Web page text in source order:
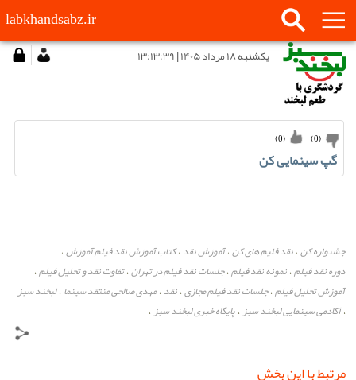
labkhandsabz.ir
يكشنبه ۱۸ مرداد ۱۴۰۵ | ۱۳:۱۳:۳۹
(
0
) (
0
)
گپ سینمایی کن
جشنواره کن،نقد فلیم های کن،آموزش نقد ،کتاب آموزش نقد فیلم آموزش،
دوره نقد فیلم،نمونه نقد فیلم،جلسات نقد فیلم در تهران،تفاوت نقد و تحلیل فیلم،
آموزش تحلیل فیلم،جلسات نقد فیلم مجازی،نقد ،مهدی صالحی منتقد سینما ،لبخند سبز
،آکادمی سینمایی لبخند سبز،پایگاه خبری لبخند سبز،
مرتبط با این بخش